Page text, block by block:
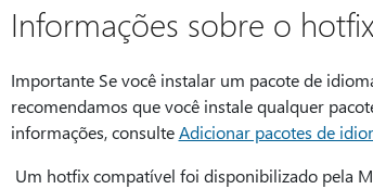
Informações sobre o hotfix
Importante Se você instalar um pacote de
recomendamos que você instale qualquer
informações, consulteAdicionar pacotes de
Um hotfix compatível foi disponibilizado pela